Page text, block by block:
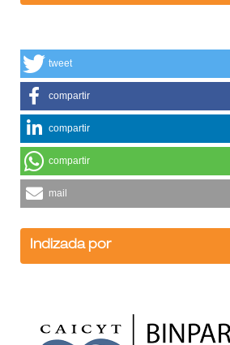
tweet
compartir
compartir
compartir
mail
Indizada por